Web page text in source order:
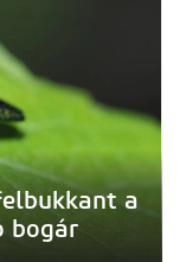
a
bogár